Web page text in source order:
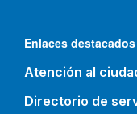
Enlaces destacados
Atención al
Directorio de